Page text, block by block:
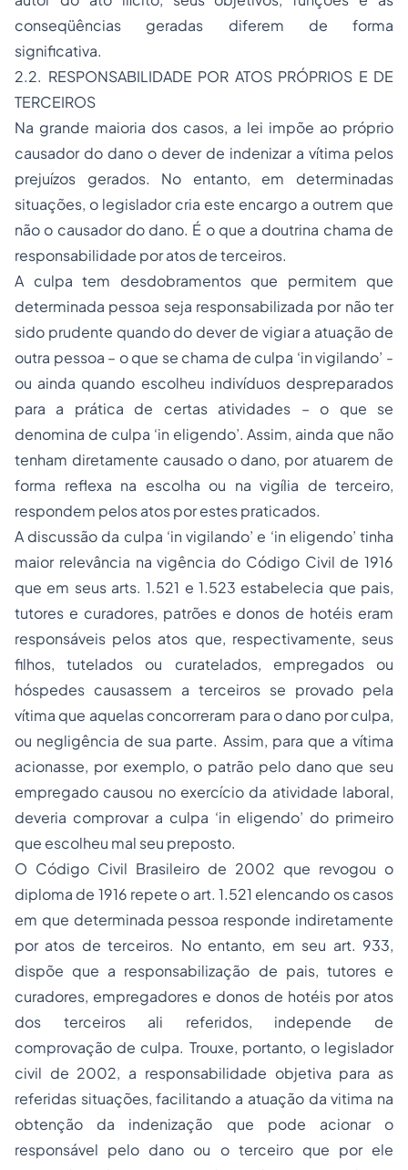
conseqüências geradas diferem de forma
significativa.
2.2. RESPONSABILIDADE POR ATOS PRÓPRIOS E DE
TERCEIROS
Na grande maioria dos casos, a lei impõe ao próprio
causador do dano o dever de indenizar a vítima pelos
prejuízos gerados. No entanto, em determinadas
situações, o legislador cria este encargo a outrem que
não o causador do dano. É o que a doutrina chama de
responsabilidade por atos de terceiros.
A culpa tem desdobramentos que permitem que
determinada pessoa seja responsabilizada por não ter
sido prudente quando do dever de vigiar a atuação de
outra pessoa – o que se chama de culpa ‘in vigilando’ -
ou ainda quando escolheu indivíduos despreparados
para a prática de certas atividades – o que se
denomina de culpa ‘in eligendo’. Assim, ainda que não
tenham diretamente causado o dano, por atuarem de
forma reflexa na escolha ou na vigília de terceiro,
respondem pelos atos por estes praticados.
A discussão da culpa ‘in vigilando’ e ‘in eligendo’ tinha
maior relevância na vigência do Código Civil de 1916
que em seus arts. 1.521 e 1.523 estabelecia que pais,
tutores e curadores, patrões e donos de hotéis eram
responsáveis pelos atos que, respectivamente, seus
filhos, tutelados ou curatelados, empregados ou
hóspedes causassem a terceiros se provado pela
vítima que aquelas concorreram para o dano por culpa,
ou negligência de sua parte. Assim, para que a vítima
acionasse, por exemplo, o patrão pelo dano que seu
empregado causou no exercício da atividade laboral,
deveria comprovar a culpa ‘in eligendo’ do primeiro
que escolheu mal seu preposto.
O Código Civil Brasileiro de 2002 que revogou o
diploma de 1916 repete o art. 1.521 elencando os casos
em que determinada pessoa responde indiretamente
por atos de terceiros. No entanto, em seu art. 933,
dispõe que a responsabilização de pais, tutores e
curadores, empregadores e donos de hotéis por atos
dos terceiros ali referidos, independe de
comprovação de culpa. Trouxe, portanto, o legislador
civil de 2002, a responsabilidade objetiva para as
referidas situações, facilitando a atuação da vitima na
obtenção da indenização que pode acionar o
responsável pelo dano ou o terceiro que por ele